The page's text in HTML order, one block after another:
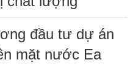
đầu tư dự án
mặt nước Ea